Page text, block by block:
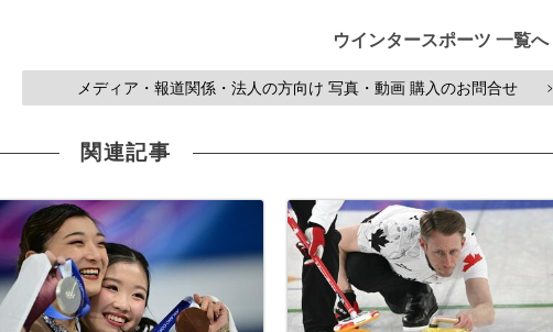
ウインタースポーツ 一覧へ
メディア・報道関係・法人の方向け 写真・動画 購入のお問合せ >
関連記事